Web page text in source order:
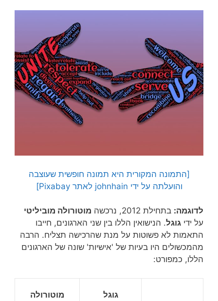
[התמונה המקורית היא תמונה חופשית שעוצבה
והועלתה על ידי johnhain לאתר Pixabay]
לדוגמה: בתחילת 2012, נרכשה
מוטורולה מוביליטי
על ידי גוגל. הנישואין הללו בין שני הארגונים, חייבו
התאמות לא פשוטות על מנת שהרכישה תצליח. הרבה
מהמכשולים היו בעיות של 'אישיות' שונה של הארגונים
הללו, כמפורט:
גוגל מוטורולה